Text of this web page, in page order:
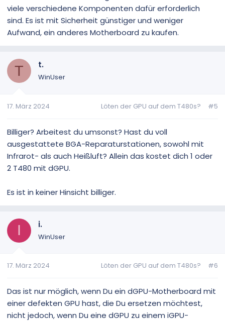
viele verschiedene Komponenten dafür erforderlich
sind. Es ist mit Sicherheit günstiger und weniger
Aufwand, ein anderes Motherboard zu kaufen.
T t.
WinUser
17. März 2024 Löten der GPU auf dem T480s? #5
Billiger? Arbeitest du umsonst? Hast du voll
ausgestattete BGA-Reparaturstationen, sowohl mit
Infrarot- als auch Heißluft? Allein das kostet dich 1 oder
2 T480 mit dGPU.
Es ist in keiner Hinsicht billiger.
I i.
WinUser
17. März 2024 Löten der GPU auf dem T480s? #6
Das ist nur möglich, wenn Du ein dGPU-Motherboard mit
einer defekten GPU hast, die Du ersetzen möchtest,
nicht jedoch, wenn Du eine dGPU zu einem iGPU-